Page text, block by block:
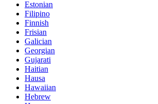
Estonian
Filipino
Finnish
Frisian
Galician
Georgian
Gujarati
Haitian
Hausa
Hawaiian
Hebrew